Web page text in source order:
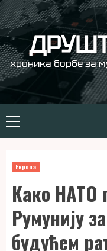
Skip
to
content
хроника борбе за
Primary
Menu
Европа
Како НАТО
Румунију
будућем